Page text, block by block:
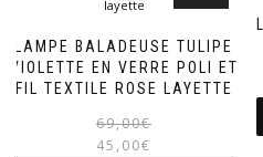
LAMPE BALADEUSE TULIPE
VIOLETTE EN VERRE POLI ET
FIL TEXTILE ROSE LAYETTE
69,00€
45,00€